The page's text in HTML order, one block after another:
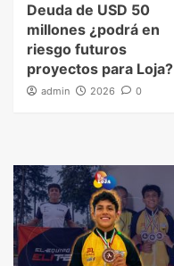
Deuda de USD 50
millones ¿podrá en
riesgo futuros
proyectos para Loja?
admin 2026 0